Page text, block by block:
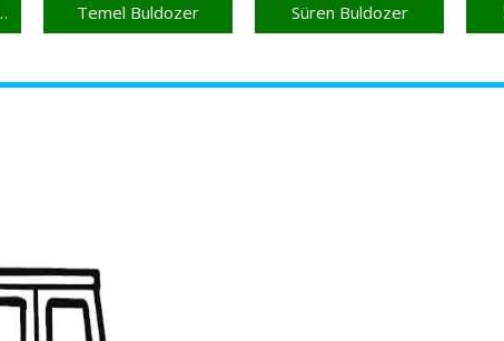
Temel Buldozer Süren Buldozer